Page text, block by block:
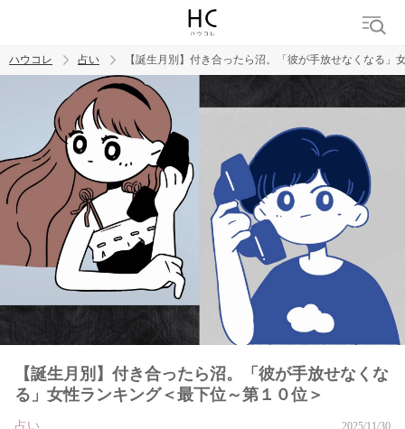
トレンド ワード
ハウコレ 占い 【誕生月別】付き合ったら沼。「彼が手放せなくなる」
【誕生月別】付き合ったら沼。「彼が手放せなくな
る」女性ランキング＜最下位～第１０位＞
占い 2025/11/30